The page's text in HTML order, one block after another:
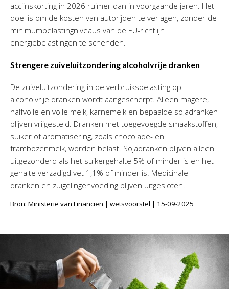
accijnskorting in 2026 ruimer dan in voorgaande jaren. Het
doel is om de kosten van autorijden te verlagen, zonder de
minimumbelastingniveaus van de EU-richtlijn
energiebelastingen te schenden.
Strengere zuiveluitzondering alcoholvrije dranken
De zuiveluitzondering in de verbruiksbelasting op
alcoholvrije dranken wordt aangescherpt. Alleen magere,
halfvolle en volle melk, karnemelk en bepaalde sojadranken
blijven vrijgesteld. Dranken met toegevoegde smaakstoffen,
suiker of aromatisering, zoals chocolade- en
frambozenmelk, worden belast. Sojadranken blijven alleen
uitgezonderd als het suikergehalte 5% of minder is en het
gehalte verzadigd vet 1,1% of minder is. Medicinale
dranken en zuigelingenvoeding blijven uitgesloten.
Bron: Ministerie van Financiën | wetsvoorstel | 15-09-2025